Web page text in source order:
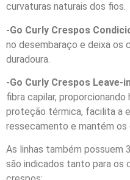
curvaturas naturais dos fios.
-Go Curly Crespos
no desembaraço e deixa os
duradoura.
-Go Curly Crespos Leave-
fibra capilar,
proteção térmica, facilita a
ressecamento e mantém
As linhas também possuem
são indicados tanto para os